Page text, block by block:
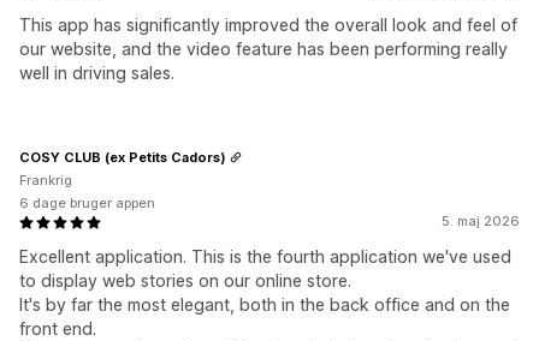
This app has significantly improved the overall look and feel of
our website, and the video feature has been performing really
well in driving sales.
5. maj 2026
Excellent application. This is the fourth application we've used
to display web stories on our online store.
It's by far the most elegant, both in the back office and on the
front end.
COSY CLUB (ex Petits Cadors)
Frankrig
6 dage bruger appen